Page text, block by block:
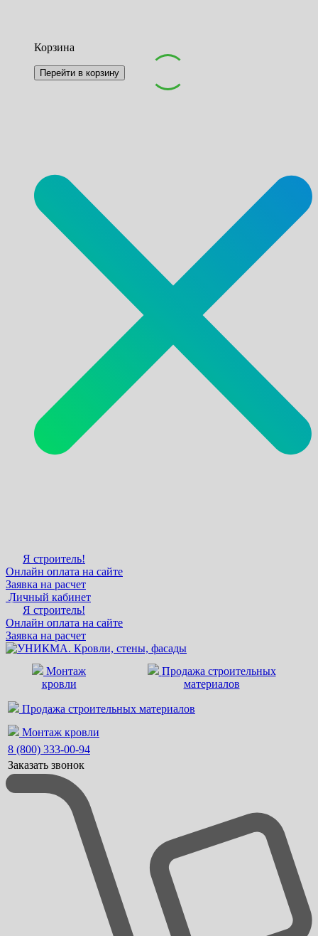
Корзина
Перейти в корзину
Я строитель!
Онлайн оплата на сайте
Заявка на расчет
Личный кабинет
Я строитель!
Онлайн оплата на сайте
Заявка на расчет
Монтаж
кровли
Продажа строительных
материалов
Продажа строительных материалов
Монтаж кровли
8 (800) 333-00-94
Заказать звонок